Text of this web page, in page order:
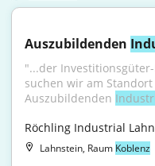
Auszubildenden
"...der
suchen wir am
Auszubildenden
Röchling Industrial
Lahnstein, Raum Koblenz